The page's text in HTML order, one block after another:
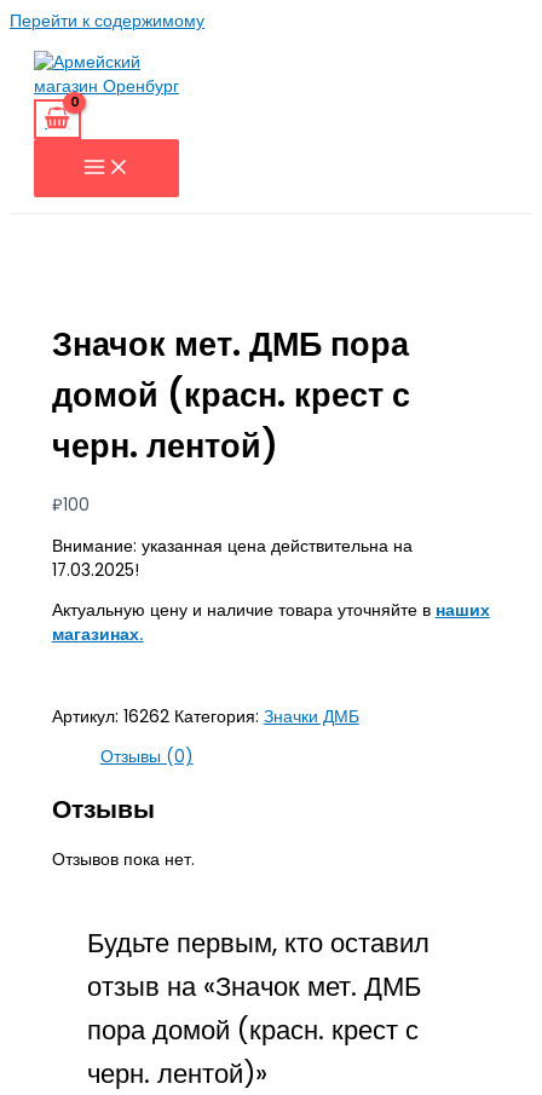
Перейти к содержимому
Значок мет. ДМБ пора
домой (красн. крест с
черн. лентой)
₽100
Внимание: указанная цена действительна на
17.03.2025!
Актуальную цену и наличие товара уточняйте в наших
магазинах.
Артикул: 16262 Категория: Значки ДМБ
Отзывы (0)
Отзывы
Отзывов пока нет.
Будьте первым, кто оставил
отзыв на «Значок мет. ДМБ
пора домой (красн. крест с
черн. лентой)»